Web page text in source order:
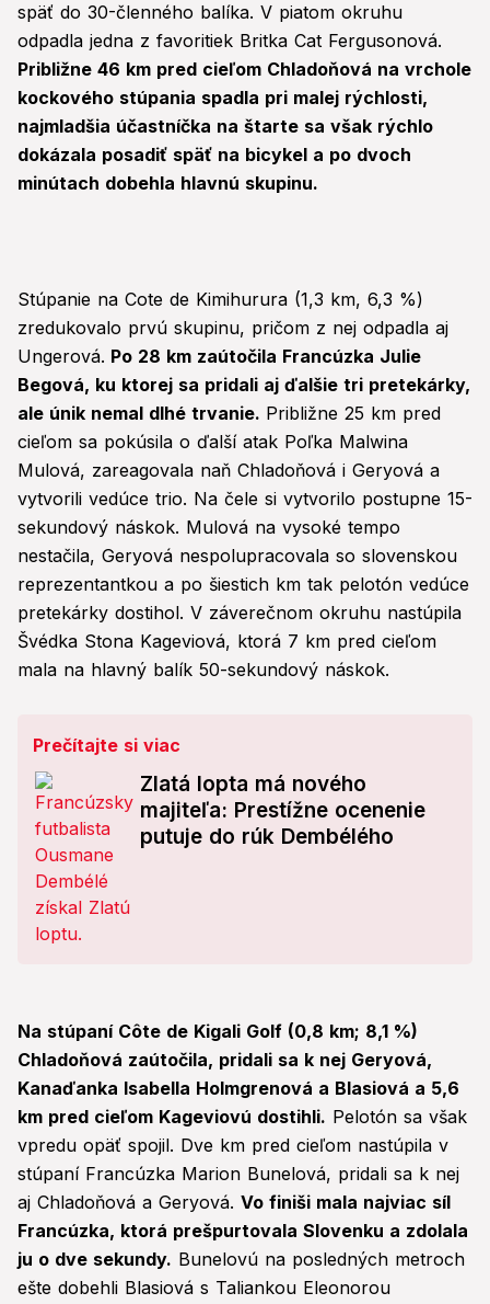
späť do 30-členného balíka. V piatom okruhu
odpadla jedna z favoritiek Britka Cat Fergusonová.
Približne 46 km pred cieľom Chladoňová na vrchole
kockového stúpania spadla pri malej rýchlosti,
najmladšia účastníčka na štarte sa však rýchlo
dokázala posadiť späť na bicykel a po dvoch
minútach dobehla hlavnú skupinu.
Stúpanie na Cote de Kimihurura (1,3 km, 6,3 %)
zredukovalo prvú skupinu, pričom z nej odpadla aj
Ungerová. Po 28 km zaútočila Francúzka Julie
Begová, ku ktorej sa pridali aj ďalšie tri pretekárky,
ale únik nemal dlhé trvanie. Približne 25 km pred
cieľom sa pokúsila o ďalší atak Poľka Malwina
Mulová, zareagovala naň Chladoňová i Geryová a
vytvorili vedúce trio. Na čele si vytvorilo postupne 15-
sekundový náskok. Mulová na vysoké tempo
nestačila, Geryová nespolupracovala so slovenskou
reprezentantkou a po šiestich km tak pelotón vedúce
pretekárky dostihol. V záverečnom okruhu nastúpila
Švédka Stona Kageviová, ktorá 7 km pred cieľom
mala na hlavný balík 50-sekundový náskok.
Prečítajte si viac
Zlatá lopta má nového
majiteľa: Prestížne ocenenie
putuje do rúk Dembélého
Na stúpaní Côte de Kigali Golf (0,8 km; 8,1 %)
Chladoňová zaútočila, pridali sa k nej Geryová,
Kanaďanka Isabella Holmgrenová a Blasiová a 5,6
km pred cieľom Kageviovú dostihli. Pelotón sa však
vpredu opäť spojil. Dve km pred cieľom nastúpila v
stúpaní Francúzka Marion Bunelová, pridali sa k nej
aj Chladoňová a Geryová. Vo finiši mala najviac síl
Francúzka, ktorá prešpurtovala Slovenku a zdolala
ju o dve sekundy. Bunelovú na posledných metroch
ešte dobehli Blasiová s Taliankou Eleonorou